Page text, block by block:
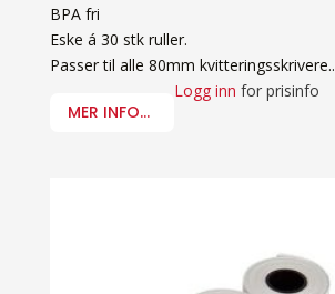
BPA fri
Eske á 30 stk ruller.
Passer til alle 80mm kvitteringsskrivere..
MER INFO...
Logg inn for prisinfo